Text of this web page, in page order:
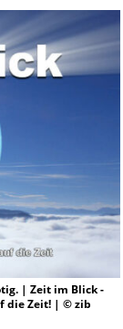
| Zeit im Blick -
die Zeit! | © zib